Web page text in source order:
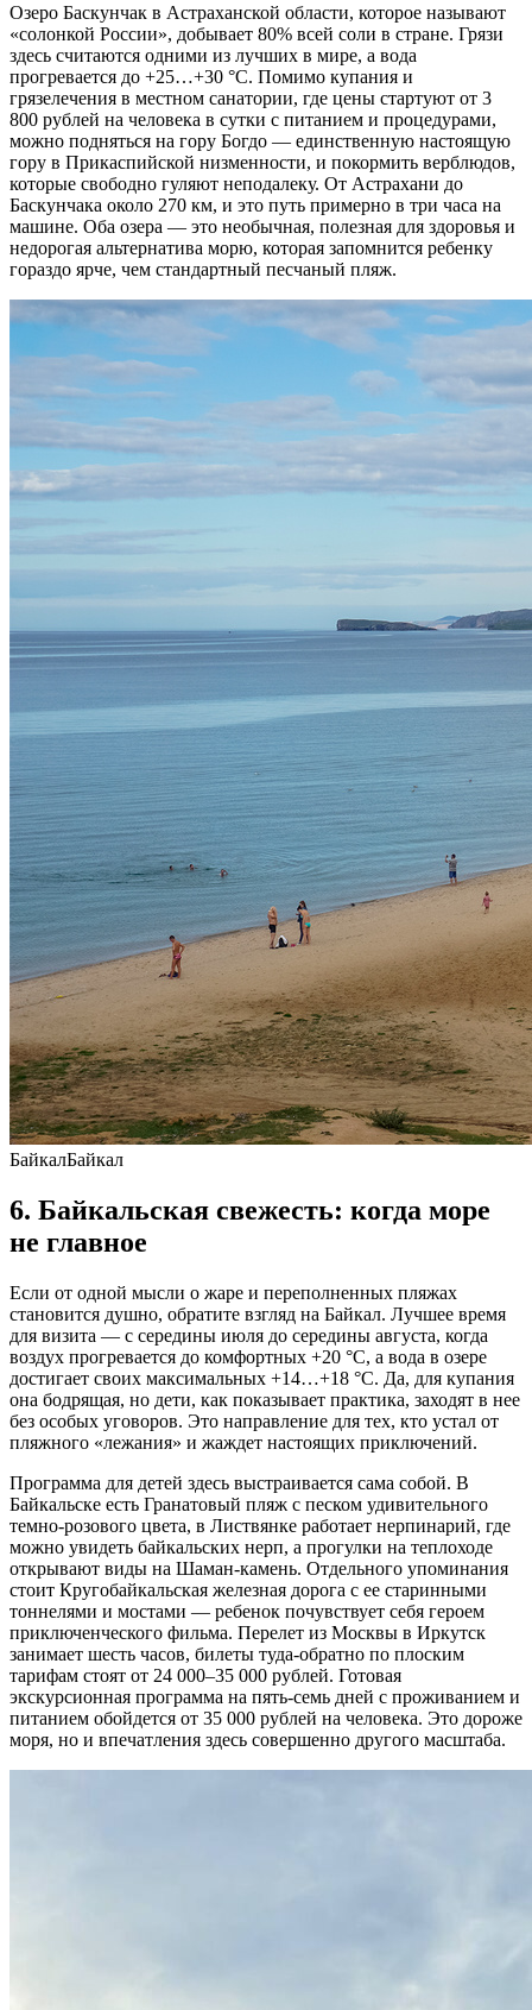
Озеро Баскунчак в Астраханской области, которое называют
«солонкой России», добывает 80% всей соли в стране. Грязи
здесь считаются одними из лучших в мире, а вода
прогревается до +25…+30 °C. Помимо купания и
грязелечения в местном санатории, где цены стартуют от 3
800 рублей на человека в сутки с питанием и процедурами,
можно подняться на гору Богдо — единственную настоящую
гору в Прикаспийской низменности, и покормить верблюдов,
которые свободно гуляют неподалеку. От Астрахани до
Баскунчака около 270 км, и это путь примерно в три часа на
машине. Оба озера — это необычная, полезная для здоровья и
недорогая альтернатива морю, которая запомнится ребенку
гораздо ярче, чем стандартный песчаный пляж.
БайкалБайкал
6. Байкальская свежесть: когда море
не главное
Если от одной мысли о жаре и переполненных пляжах
становится душно, обратите взгляд на Байкал. Лучшее время
для визита — с середины июля до середины августа, когда
воздух прогревается до комфортных +20 °C, а вода в озере
достигает своих максимальных +14…+18 °C. Да, для купания
она бодрящая, но дети, как показывает практика, заходят в нее
без особых уговоров. Это направление для тех, кто устал от
пляжного «лежания» и жаждет настоящих приключений.
Программа для детей здесь выстраивается сама собой. В
Байкальске есть Гранатовый пляж с песком удивительного
темно-розового цвета, в Листвянке работает нерпинарий, где
можно увидеть байкальских нерп, а прогулки на теплоходе
открывают виды на Шаман-камень. Отдельного упоминания
стоит Кругобайкальская железная дорога с ее старинными
тоннелями и мостами — ребенок почувствует себя героем
приключенческого фильма. Перелет из Москвы в Иркутск
занимает шесть часов, билеты туда-обратно по плоским
тарифам стоят от 24 000–35 000 рублей. Готовая
экскурсионная программа на пять-семь дней с проживанием и
питанием обойдется от 35 000 рублей на человека. Это дороже
моря, но и впечатления здесь совершенно другого масштаба.